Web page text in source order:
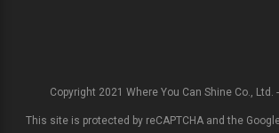
Copyright 2021 Where You Can Shine Co., Ltd. -
This site is protected by reCAPTCHA and the